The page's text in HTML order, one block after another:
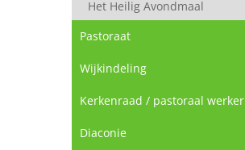
Het Heilig Avondmaal
Pastoraat
Wijkindeling
Kerkenraad / pastoraal werker
Diaconie